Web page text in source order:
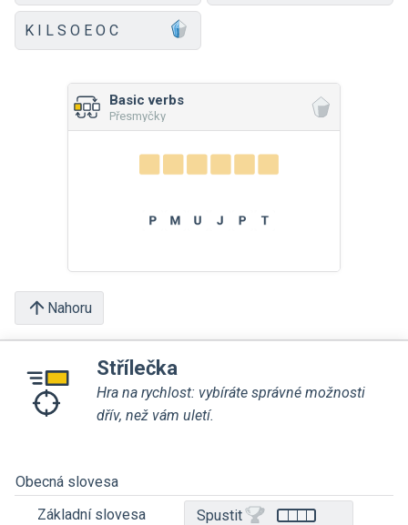
K I L S O E O C
Basic verbs
Přesmyčky
Nahoru
Střílečka
Hra na rychlost: vybíráte správné možnosti
dřív, než vám uletí.
Obecná slovesa
Základní slovesa
Spustit